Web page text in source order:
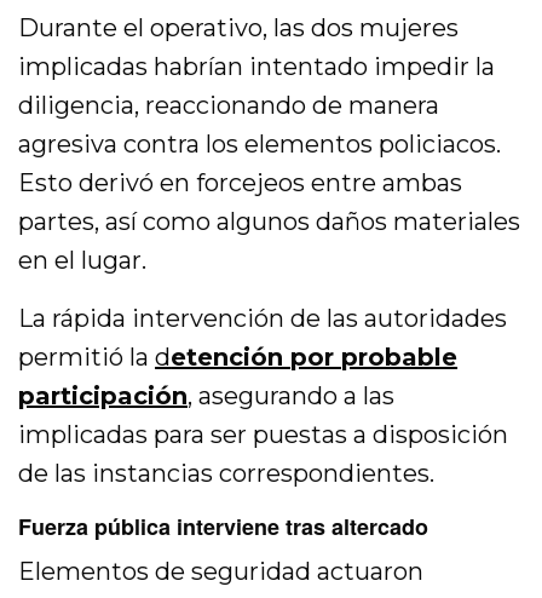
Durante el operativo, las dos mujeres
implicadas habrían intentado impedir la
diligencia, reaccionando de manera
agresiva contra los elementos policiacos.
Esto derivó en forcejeos entre ambas
partes, así como algunos daños materiales
en el lugar.
La rápida intervención de las autoridades
permitió ladetención por probable
participación, asegurando a las
implicadas para ser puestas a disposición
de las instancias correspondientes.
Fuerza pública interviene tras altercado
Elementos de seguridad actuaron